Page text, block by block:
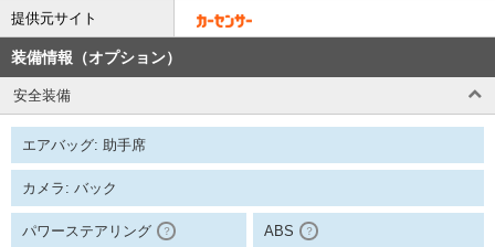
提供元サイト
装備情報（オプション）
安全装備
エアバッグ: 助手席
カメラ: バック
パワーステアリング ？ ABS ？